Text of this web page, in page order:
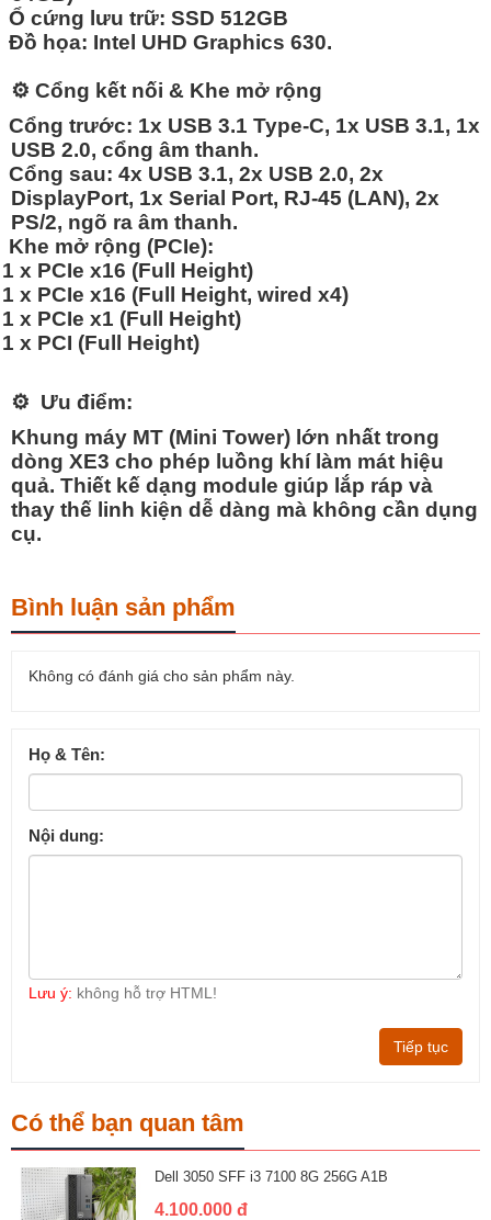
Ổ cứng lưu trữ: SSD 512GB
Đồ họa: Intel UHD Graphics 630.
⚙️ Cổng kết nối & Khe mở rộng
Cổng trước: 1x USB 3.1 Type-C, 1x USB 3.1, 1x
USB 2.0, cổng âm thanh.
Cổng sau: 4x USB 3.1, 2x USB 2.0, 2x
DisplayPort, 1x Serial Port, RJ-45 (LAN), 2x
PS/2, ngõ ra âm thanh.
Khe mở rộng (PCIe):
1 x PCIe x16 (Full Height)
1 x PCIe x16 (Full Height, wired x4)
1 x PCIe x1 (Full Height)
1 x PCI (Full Height)
⚙️ Ưu điểm:
Khung máy MT (Mini Tower) lớn nhất trong
dòng XE3 cho phép luồng khí làm mát hiệu
quả. Thiết kế dạng module giúp lắp ráp và
thay thế linh kiện dễ dàng mà không cần dụng
cụ.
Bình luận sản phẩm
Không có đánh giá cho sản phẩm này.
Họ & Tên:
Nội dung:
Lưu ý: không hỗ trợ HTML!
Tiếp tục
Có thể bạn quan tâm
Dell 3050 SFF i3 7100 8G 256G A1B
4.100.000 đ